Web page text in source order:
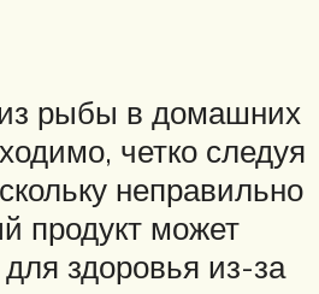
рыбы в домашних
четко следуя
неправильно
продукт может
здоровья из-за